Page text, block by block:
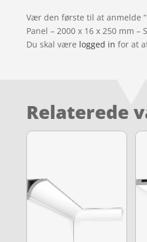
Vær den første til at anmelde
Panel – 2000 x 16 x 250 mm –
Du skal være logged in for at
Relaterede